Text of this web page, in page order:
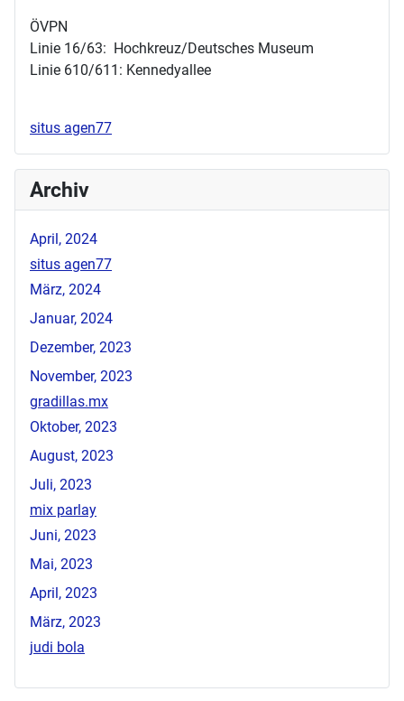
ÖVPN
Linie 16/63: Hochkreuz/Deutsches Museum
Linie 610/611: Kennedyallee
situs agen77
Archiv
April, 2024
situs agen77
März, 2024
Januar, 2024
Dezember, 2023
November, 2023
gradillas.mx
Oktober, 2023
August, 2023
Juli, 2023
mix parlay
Juni, 2023
Mai, 2023
April, 2023
März, 2023
judi bola